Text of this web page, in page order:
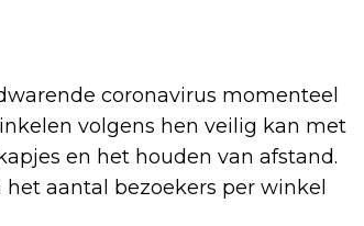
coronavirus momenteel
volgens hen veilig kan met
en het houden van afstand.
aantal bezoekers per winkel